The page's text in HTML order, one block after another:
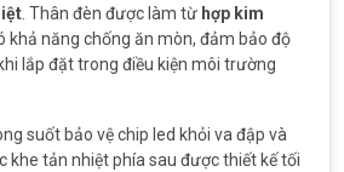
. Thân đèn được làm từ hợp kim
khả năng chống ăn mòn, đảm bảo độ
lắp đặt trong điều kiện môi trường
suốt bảo vệ chip led khỏi va đập và
khe tản nhiệt phía sau được thiết kế tối